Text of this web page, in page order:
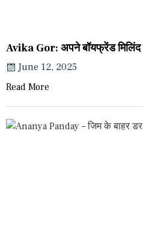
Avika Gor: अपने बॉयफ्रेंड मिलिंद
June 12, 2025
Read More